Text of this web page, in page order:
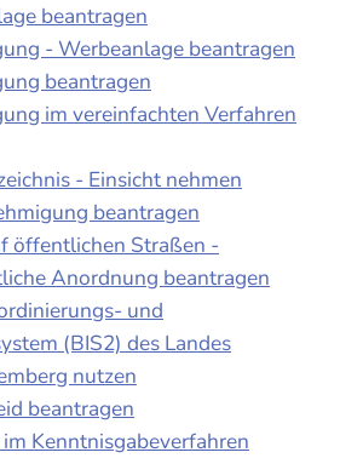
beantragen
- Werbeanlage beantragen
beantragen
im vereinfachten Verfahren
- Einsicht nehmen
beantragen
öffentlichen Straßen -
Anordnung beantragen
und
(BIS2) des Landes
nutzen
beantragen
Kenntnisgabeverfahren